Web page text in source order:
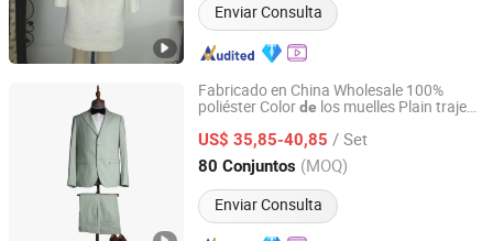
Enviar Consulta
Fabricado en China Wholesale 100%
poliéster Colorde los muelles Plain traje
US$ 35,85-40,85 / Set
80 Conjuntos (MOQ)
Enviar Consulta
Sartoria State(Zhangjiagang) Co., Ltd.
Jiangsu, China Desde 2021